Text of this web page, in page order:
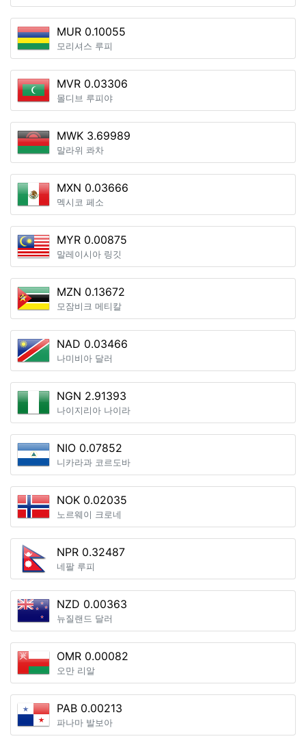
MUR 0.10055
모리셔스 루피
MVR 0.03306
몰디브 루피야
MWK 3.69989
말라위 콰차
MXN 0.03666
멕시코 페소
MYR 0.00875
말레이시아 링깃
MZN 0.13672
모잠비크 메티칼
NAD 0.03466
나미비아 달러
NGN 2.91393
나이지리아 나이라
NIO 0.07852
니카라과 코르도바
NOK 0.02035
노르웨이 크로네
NPR 0.32487
네팔 루피
NZD 0.00363
뉴질랜드 달러
OMR 0.00082
오만 리알
PAB 0.00213
파나마 발보아